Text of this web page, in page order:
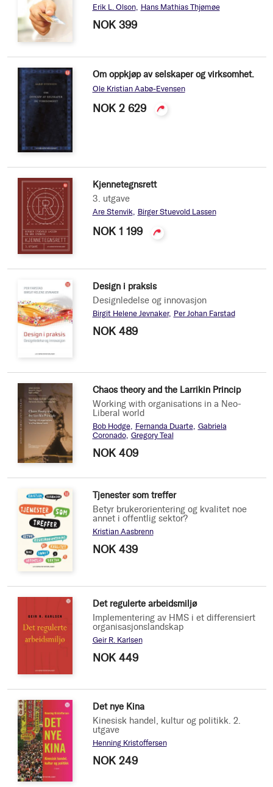
Erik L. Olson Hans Mathias Thjømøe
NOK 399
Om oppkjøp av selskaper og virksomhet.
Ole Kristian Aabø-Evensen
NOK 2 629
Kjennetegnsrett
3. utgave
Are Stenvik Birger Stuevold Lassen
NOK 1 199
Design i praksis
Designledelse og innovasjon
Birgit Helene Jevnaker Per Johan Farstad
NOK 489
Chaos theory and the Larrikin Princip
Working with organisations in a Neo-
Liberal world
Bob Hodge Fernanda Duarte Gabriela
Coronado Gregory Teal
NOK 409
Tjenester som treffer
Betyr brukerorientering og kvalitet noe
annet i offentlig sektor?
Kristian Aasbrenn
NOK 439
Det regulerte arbeidsmiljø
Implementering av HMS i et differensiert
organisasjonslandskap
Geir R. Karlsen
NOK 449
Det nye Kina
Kinesisk handel, kultur og politikk. 2.
utgave
Henning Kristoffersen
NOK 249